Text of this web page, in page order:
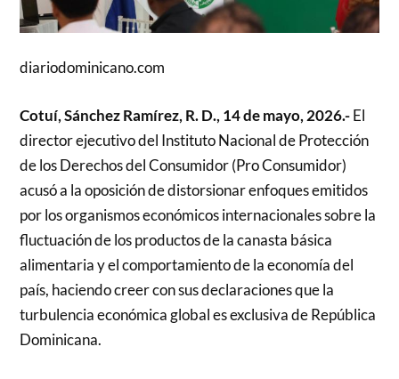
diariodominicano.com
Cotuí, Sánchez Ramírez, R. D., 14 de mayo, 2026.-El
director ejecutivo del Instituto Nacional de Protección
de los Derechos del Consumidor (Pro Consumidor)
acusó a la oposición de distorsionar enfoques emitidos
por los organismos económicos internacionales sobre la
fluctuación de los productos de la canasta básica
alimentaria y el comportamiento de la economía del
país, haciendo creer con sus declaraciones que la
turbulencia económica global es exclusiva de República
Dominicana.